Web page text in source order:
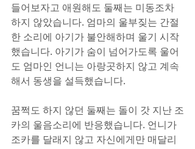
들어보자고 애원해도 둘째는 미동조차
하지 않았습니다. 엄마의 울부짖는 간절
한 소리에 아기가 불안해하며 울기 시작
했습니다. 아기가 숨이 넘어가도록 울어
도 엄마인 언니는 아랑곳하지 않고 계속
해서 동생을 설득했습니다.
꿈쩍도 하지 않던 둘째는 돌이 갓 지난 조
카의 울음소리에 반응했습니다. 언니가
조카를 달래지 않고 자신에게만 매달리